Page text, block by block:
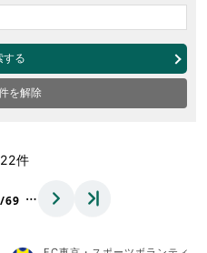
する
を解除
件
/69 …